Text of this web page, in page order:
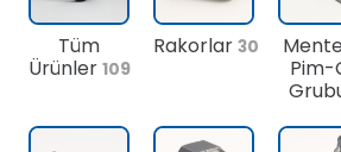
Tüm
Ürünler 109
Rakorlar 30
Pim-